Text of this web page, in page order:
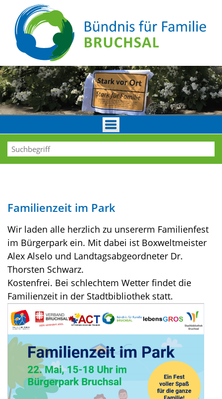
Familienzeit im Park
Wir laden alle herzlich zu unsererm Familienfest
im Bürgerpark ein. Mit dabei ist Boxweltmeister
Alex Alselo und Landtagsabgeordneter Dr.
Thorsten Schwarz.
Kostenfrei. Bei schlechtem Wetter findet die
Familienzeit in der Stadtbibliothek statt.